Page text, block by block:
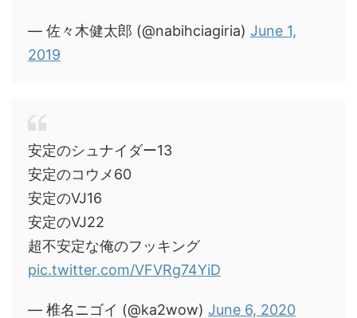
— 佐々木健太郎 (@nabihciagiria) June 1,
2019
安定のシュナイダー13
安定のコウメ60
安定のVJ16
安定のVJ22
超不安定な俺のフッキング
pic.twitter.com/VFVRg74YiD
— 椎名ニゴイ (@ka2wow) June 6, 2020